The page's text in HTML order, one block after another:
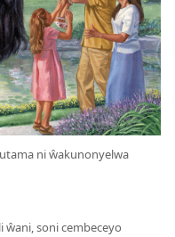
ni ŵakunonyelwa
ŵani, soni cembeceyo